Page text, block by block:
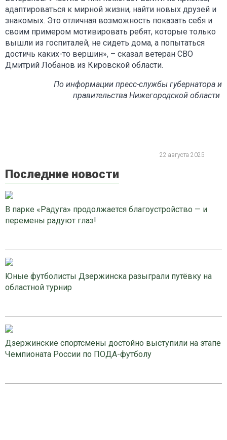
адаптироваться к мирной жизни, найти новых друзей и
знакомых. Это отличная возможность показать себя и
своим примером мотивировать ребят, которые только
вышли из госпиталей, не сидеть дома, а попытаться
достичь каких-то вершин», – сказал ветеран СВО
Дмитрий Лобанов из Кировской области.
По информации пресс-службы губернатора и
правительства Нижегородской области
22 августа 2025
Последние новости
В парке «Радуга» продолжается благоустройство — и
перемены радуют глаз!
Юные футболисты Дзержинска разыграли путёвку на
областной турнир
Дзержинские спортсмены достойно выступили на этапе
Чемпионата России по ПОДА-футболу